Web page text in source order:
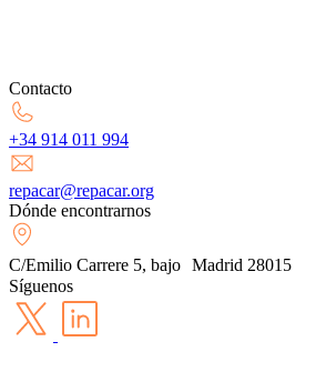
Contacto
+34 914 011 994
repacar@repacar.org
Dónde encontrarnos
C/Emilio Carrere 5, bajo Madrid 28015
Síguenos